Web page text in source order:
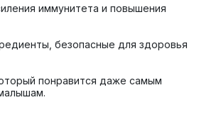
иммунитета и повышения
безопасные для здоровья
понравится даже самым